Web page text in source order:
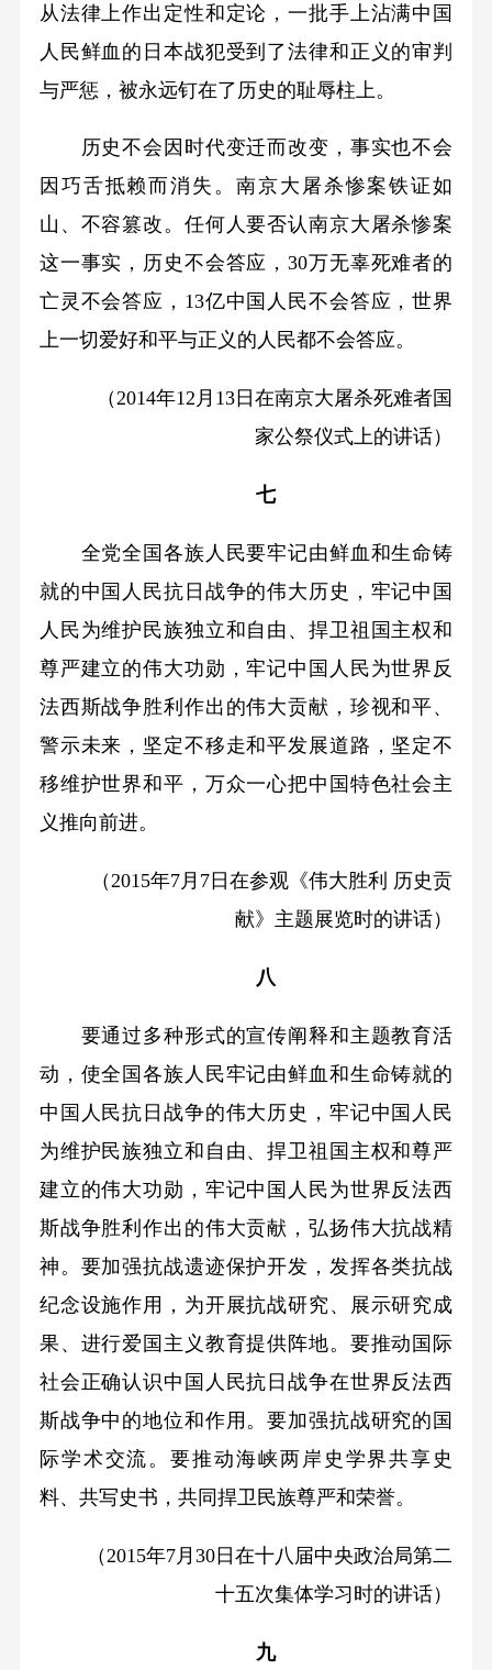
从法律上作出定性和定论，一批手上沾满中国
人民鲜血的日本战犯受到了法律和正义的审判
与严惩，被永远钉在了历史的耻辱柱上。
历史不会因时代变迁而改变，事实也不会
因巧舌抵赖而消失。南京大屠杀惨案铁证如
山、不容篡改。任何人要否认南京大屠杀惨案
这一事实，历史不会答应，30万无辜死难者的
亡灵不会答应，13亿中国人民不会答应，世界
上一切爱好和平与正义的人民都不会答应。
（2014年12月13日在南京大屠杀死难者国
家公祭仪式上的讲话）
七
全党全国各族人民要牢记由鲜血和生命铸
就的中国人民抗日战争的伟大历史，牢记中国
人民为维护民族独立和自由、捍卫祖国主权和
尊严建立的伟大功勋，牢记中国人民为世界反
法西斯战争胜利作出的伟大贡献，珍视和平、
警示未来，坚定不移走和平发展道路，坚定不
移维护世界和平，万众一心把中国特色社会主
义推向前进。
（2015年7月7日在参观《伟大胜利 历史贡
献》主题展览时的讲话）
八
要通过多种形式的宣传阐释和主题教育活
动，使全国各族人民牢记由鲜血和生命铸就的
中国人民抗日战争的伟大历史，牢记中国人民
为维护民族独立和自由、捍卫祖国主权和尊严
建立的伟大功勋，牢记中国人民为世界反法西
斯战争胜利作出的伟大贡献，弘扬伟大抗战精
神。要加强抗战遗迹保护开发，发挥各类抗战
纪念设施作用，为开展抗战研究、展示研究成
果、进行爱国主义教育提供阵地。要推动国际
社会正确认识中国人民抗日战争在世界反法西
斯战争中的地位和作用。要加强抗战研究的国
际学术交流。要推动海峡两岸史学界共享史
料、共写史书，共同捍卫民族尊严和荣誉。
（2015年7月30日在十八届中央政治局第二
十五次集体学习时的讲话）
九